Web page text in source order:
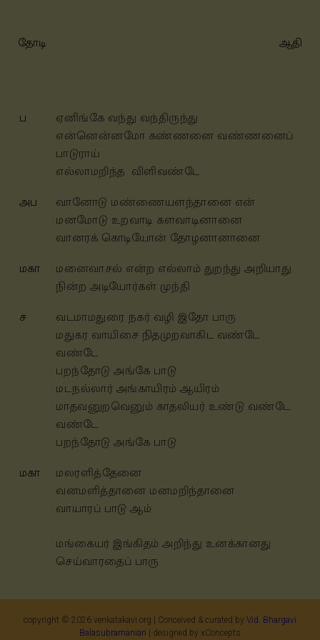
தோடி ஆதி
ப
ஏனிங்கே வந்து வந்திருந்து
என்னென்னமோ கண்ணனை வண்ணனைப்
பாடுராய்
எல்லாமறிந்த விளிவண்டே
அப
வானோடு மண்ணையளந்தானை என்
மனமோடு உறவாடி களவாடினானை
வானரக் கொடியோன் தோழனானானை
மகா
மனைவாசல் என்ற எல்லாம் துறந்து அறியாது
நின்ற அடியோர்கள் முந்தி
ச
வடமாமதுரை நகர் வழி இதோ பாரு
மதுகர வாயிசை நிதமுறவாகிட வண்டே
வண்டே
பறந்தோடு அங்கே பாடு
மடநல்லார் அங்காயிரம் ஆயிரம்
மாதவனுறவெனும் காதலியர் உண்டு வண்டே
வண்டே
பறந்தோடு அங்கே பாடு
மகா
மலரளித்தேனை
வனமளித்தானை மனமறிந்தானை
வாயாரப் பாடு ஆம்
மங்கையர் இங்கிதம் அறிந்து உனக்கானது
செய்வாரதைப் பாரு
copyright © 2026 venkatakavi.org | Conceived & curated by Vid. Bhargavi
Balasubramanian | designed by xConcepts